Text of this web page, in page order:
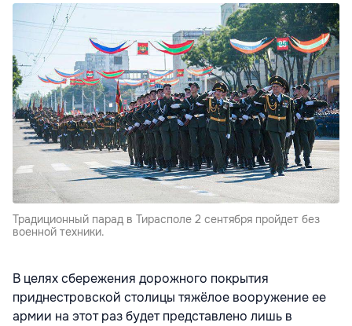
Традиционный парад в Тирасполе 2 сентября пройдет без
военной техники.
В целях сбережения дорожного покрытия
приднестровской столицы тяжёлое вооружение ее
армии на этот раз будет представлено лишь в